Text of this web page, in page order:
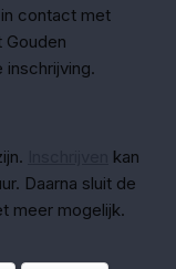
contact met
Gouden
inschrijving.
kan
Daarna sluit de
meer mogelijk.